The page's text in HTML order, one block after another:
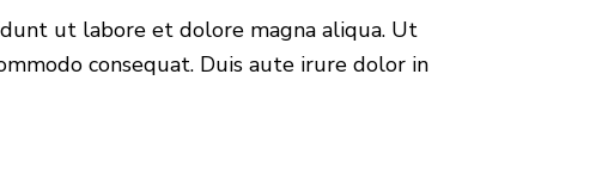
ut labore et dolore magna aliqua. Ut
consequat. Duis aute irure dolor in